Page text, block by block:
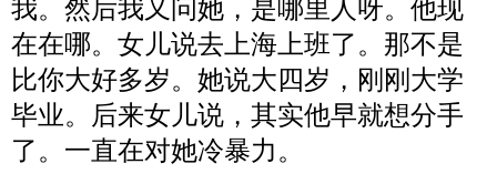
在在哪。女儿说去上海上班了。那不是
比你大好多岁。她说大四岁，刚刚大学
毕业。后来女儿说，其实他早就想分手
了。一直在对她冷暴力。